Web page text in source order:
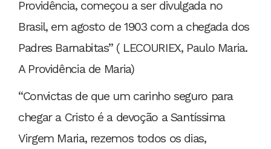
Providência, começou a ser divulgada no
Brasil, em agosto de 1903 com a chegada dos
Padres Barnabitas” ( LECOURIEX, Paulo Maria.
A Providência de Maria)
“Convictas de que um carinho seguro para
chegar a Cristo é a devoção a Santíssima
Virgem Maria, rezemos todos os dias,